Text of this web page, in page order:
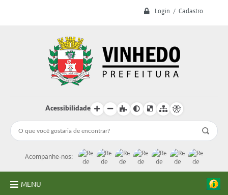
Login / Cadastro
Acessibilidade
Acompanhe-nos:
MENU